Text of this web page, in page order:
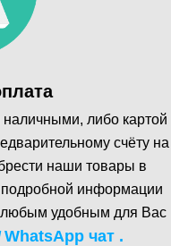
либо картой
счёту на
наши товары в
подробной информации
удобным для Вас
WhatsA pp чат .